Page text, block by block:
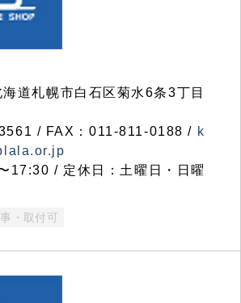
道札幌市白石区菊水6条3丁目
/ FAX：011-811-0188 / k
17:30 / 定休日：土曜日・日曜
・取付可